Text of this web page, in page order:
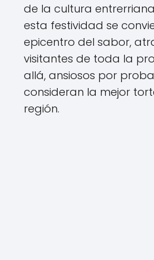
de la cultura
esta festividad se
epicentro del sabor,
visitantes de toda la
allá, ansiosos por
consideran la mejor
región.